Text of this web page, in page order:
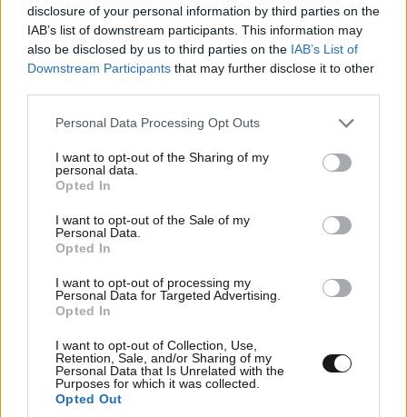
disclosure of your personal information by third parties on the
IAB’s list of downstream participants. This information may
also be disclosed by us to third parties on the IAB’s List of
Downstream Participants that may further disclose it to other
Please note that this website/app uses one or more Google
not limited to your visit or usage behaviour. You may click to
grant or deny consent to Google and its third-party tags to
use your data for below specified purposes in below Google
consent section.
Personal Data Processing Opt Outs
I want to opt-out of the Sharing of my
personal data.
Opted In
I want to opt-out of the Sale of my
Personal Data.
Opted In
I want to opt-out of processing my
Personal Data for Targeted Advertising.
Opted In
I want to opt-out of Collection, Use,
Retention, Sale, and/or Sharing of my
Personal Data that Is Unrelated with the
Purposes for which it was collected.
Opted Out
ΚΟΣΜΟΣ 08·08·2026 04:58
Στα ίχνη της «Αράχνης» του Άσαντ: Ο
εντοπίστηκε στη Ρωσία